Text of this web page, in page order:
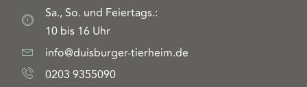
Sa., So. und Feiertags.:
10 bis 16 Uhr
info@duisburger-tierheim.de
0203 9355090